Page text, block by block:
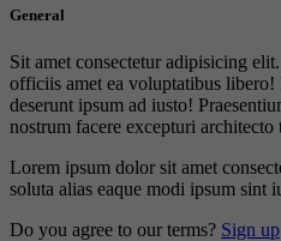
General
Sit amet consectetur adipisicing
officiis amet ea voluptatibus libero!
deserunt ipsum ad iusto!
nostrum facere excepturi architecto
Lorem ipsum dolor sit amet
soluta alias eaque modi ipsum sint
Do you agree to our terms? Sign up